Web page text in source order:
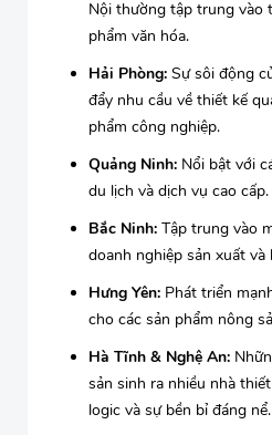
Nội thường tập trung vào
phẩm văn hóa.
Hải Phòng: Sự sôi động
đẩy nhu cầu về thiết kế
phẩm công nghiệp.
Quảng Ninh: Nổi bật với
du lịch và dịch vụ cao cấp.
Bắc Ninh: Tập trung vào
doanh nghiệp sản xuất và
Hưng Yên: Phát triển
cho các sản phẩm nông
Hà Tĩnh & Nghệ An:
sản sinh ra nhiều nhà
logic và sự bền bỉ đáng nể.